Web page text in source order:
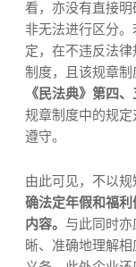
看，亦没有直接
非无法进行区分
定，在不违反法
制度，且该规章
《民法典》第四
规章制度中的规
遵守。
由此可见，不以规
确法定年假和福
内容。 与此同时亦
晰、准确地理解